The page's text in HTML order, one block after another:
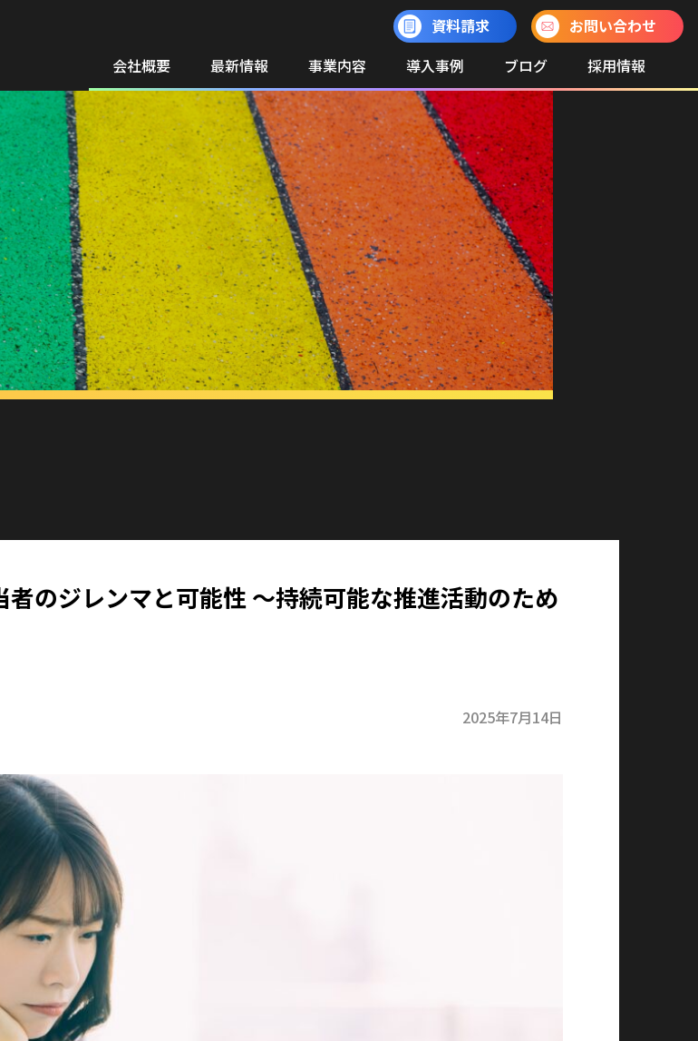
会社概要 最新情報 事業内容 導入事例 ブログ 採用情報
資料請求 お問い合わせ
者のジレンマと可能性 〜持続可能な推進活動のため
2025年7月14日